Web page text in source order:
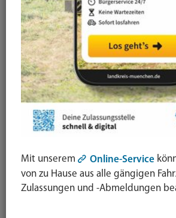
Alle Kategorien Amtsblatt
Arbeit / Gewerbe / Jobcenter
Ausländerrecht & Integration
Bürgerschaftliches Engagement
Eltern- und Jugendberatungsstelle
Freizeit / Kultur / Sport
Landratsamt Mobilität
Mit unserem Online-Service
von zu Hause aus alle gängigen
Zulassungen und -Abmeldungen